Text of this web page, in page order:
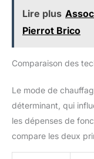
Lire plus
Pierrot Brico
Comparaison des
Le mode de
déterminant, qui
les dépenses de
compare les deux